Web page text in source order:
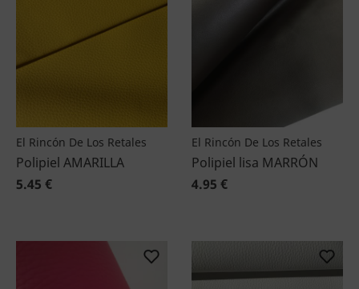
El Rincón De Los Retales
Polipiel AMARILLA
5.45 €
El Rincón De Los Retales
Polipiel lisa MARRÓN
4.95 €